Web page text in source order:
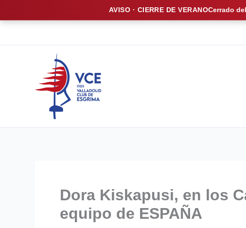
AVISO · CIERRE DE VERANOCerrado
Dora Kiskapusi, en los
equipo de ESPAÑA